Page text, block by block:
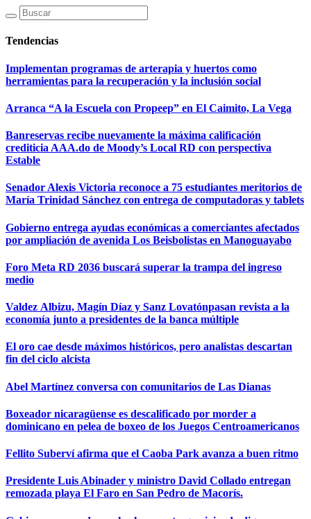
Tendencias
Implementan programas de arterapia y huertos como
herramientas para la recuperación y la inclusión social
Arranca “A la Escuela con Propeep” en El Caimito, La Vega
Banreservas recibe nuevamente la máxima calificación
crediticia AAA.do de Moody’s Local RD con perspectiva
Estable
Senador Alexis Victoria reconoce a 75 estudiantes meritorios de
María Trinidad Sánchez con entrega de computadoras y tablets
Gobierno entrega ayudas económicas a comerciantes afectados
por ampliación de avenida Los Beisbolistas en Manoguayabo
Foro Meta RD 2036 buscará superar la trampa del ingreso
medio
Valdez Albizu, Magín Díaz y Sanz Lovatónpasan revista a la
economía junto a presidentes de la banca múltiple
El oro cae desde máximos históricos, pero analistas descartan
fin del ciclo alcista
Abel Martínez conversa con comunitarios de Las Dianas
Boxeador nicaragüense es descalificado por morder a
dominicano en pelea de boxeo de los Juegos Centroamericanos
Fellito Suberví afirma que el Caoba Park avanza a buen ritmo
Presidente Luis Abinader y ministro David Collado entregan
remozada playa El Faro en San Pedro de Macorís.